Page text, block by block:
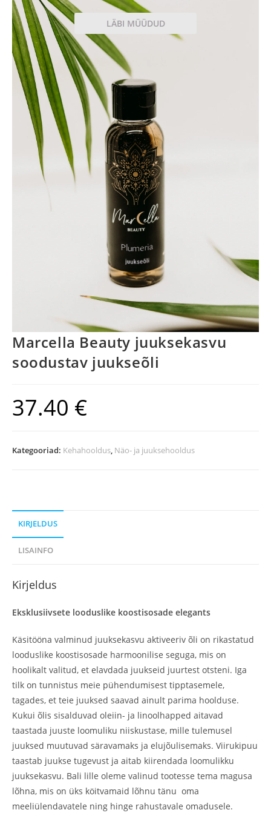
LÄBI MÜÜDUD
Marcella Beauty juuksekasvu
soodustav juukseõli
37.40 €
Kategooriad: Kehahooldus, Näo- ja juuksehooldus
KIRJELDUS
LISAINFO
Kirjeldus
Eksklusiivsete looduslike koostisosade elegants
Käsitööna valminud juuksekasvu aktiveeriv õli on rikastatud
looduslike koostisosade harmoonilise seguga, mis on
hoolikalt valitud, et elavdada juukseid juurtest otsteni. Iga
tilk on tunnistus meie pühendumisest tipptasemele,
tagades, et teie juuksed saavad ainult parima hoolduse.
Kukui õlis sisalduvad oleiin- ja linoolhapped aitavad
taastada juuste loomuliku niiskustase, mille tulemusel
juuksed muutuvad säravamaks ja elujõulisemaks. Viirukipuu
taastab juukse tugevust ja aitab kiirendada loomulikku
juuksekasvu. Bali lille oleme valinud tootesse tema magusa
lõhna, mis on üks köitvamaid lõhnu tänu oma
meeliülendavatele ning hinge rahustavale omadusele.